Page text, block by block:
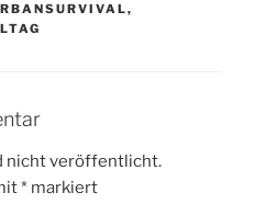
,
nicht veröffentlicht.
* markiert